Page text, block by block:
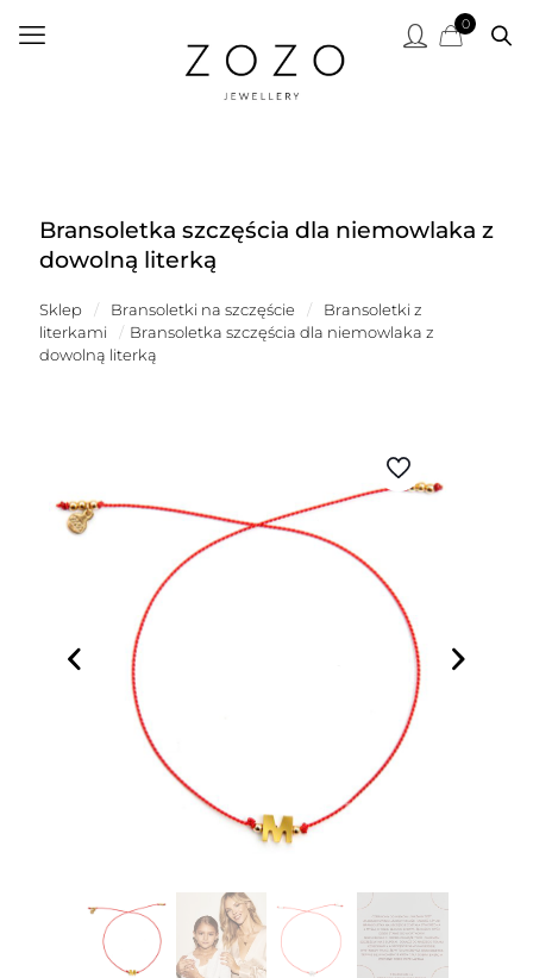
0
Bransoletka szczęścia dla niemowlaka z
dowolną literką
Sklep / Bransoletki na szczęście /
Bransoletki z
literkami
/ Bransoletka szczęścia dla niemowlaka z
dowolną literką